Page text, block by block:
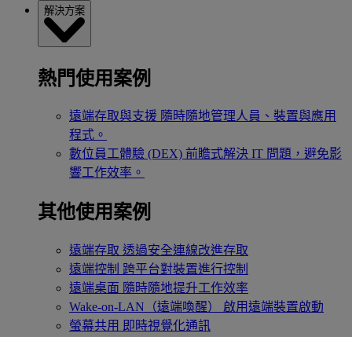
解決方案
熱門使用案例
遠端存取與支援 隨時隨地管理人員、裝置與應用
程式。
數位員工體驗 (DEX) 前瞻式解決 IT 問題，避免影
響工作效率。
其他使用案例
遠端存取 透過安全連線改進存取
遠端控制 跨平台對裝置進行控制
遠端桌面 隨時隨地提升工作效率
Wake-on-LAN（遠端喚醒）
啟用遠端裝置啟動
螢幕共用 即時視覺化通訊